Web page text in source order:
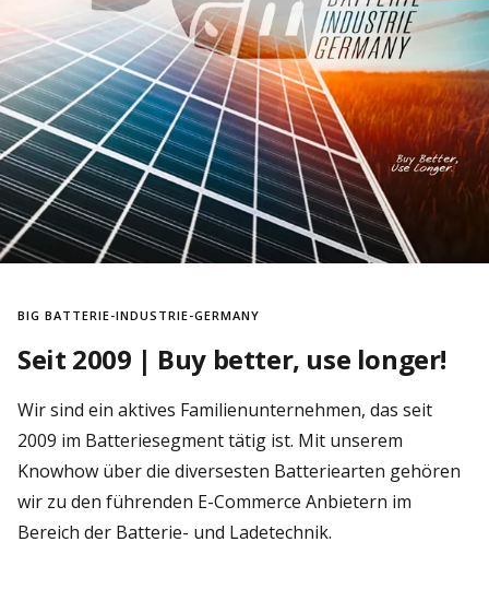
BIG BATTERIE-INDUSTRIE-GERMANY
Seit 2009 | Buy better, use longer!
Wir sind ein aktives Familienunternehmen, das seit
2009 im Batteriesegment tätig ist. Mit unserem
Knowhow über die diversesten Batteriearten gehören
wir zu den führenden E-Commerce Anbietern im
Bereich der Batterie- und Ladetechnik.